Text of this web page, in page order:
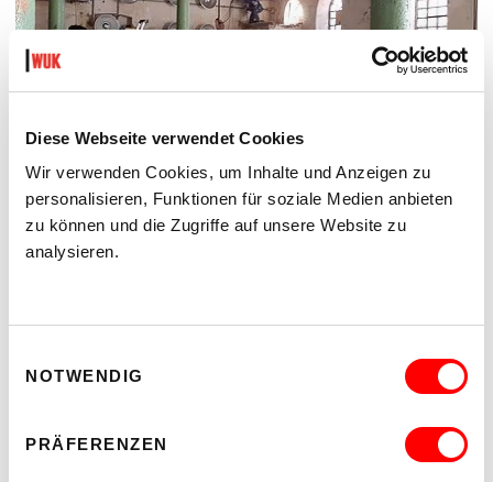
Diese Webseite verwendet Cookies
Wir verwenden Cookies, um Inhalte und Anzeigen zu
personalisieren, Funktionen für soziale Medien anbieten
zu können und die Zugriffe auf unsere Website zu
analysieren.
NOTWENDIG
PRÄFERENZEN